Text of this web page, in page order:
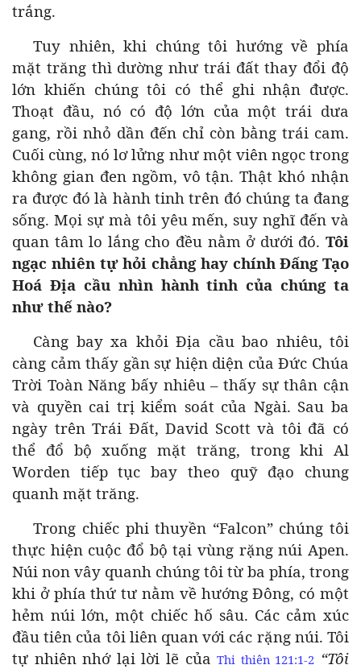
trắng.
Tuy nhiên, khi chúng tôi hướng về phía
mặt trăng thì dường như trái đất thay đổi độ
lớn khiến chúng tôi có thể ghi nhận được.
Thoạt đầu, nó có độ lớn của một trái dưa
gang, rồi nhỏ dần đến chỉ còn bằng trái cam.
Cuối cùng, nó lơ lửng như một viên ngọc trong
không gian đen ngồm, vô tận. Thật khó nhận
ra được đó là hành tinh trên đó chúng ta đang
sống. Mọi sự mà tôi yêu mến, suy nghĩ đến và
quan tâm lo lắng cho đều nằm ở dưới đó. Tôi
ngạc nhiên tự hỏi chẳng hay chính Đấng Tạo
Hoá Địa cầu nhìn hành tinh của chúng ta
như thế nào?
Càng bay xa khỏi Địa cầu bao nhiêu, tôi
càng cảm thấy gần sự hiện diện của Đức Chúa
Trời Toàn Năng bấy nhiêu – thấy sự thân cận
và quyền cai trị kiểm soát của Ngài. Sau ba
ngày trên Trái Đất, David Scott và tôi đã có
thể đổ bộ xuống mặt trăng, trong khi Al
Worden tiếp tục bay theo quỹ đạo chung
quanh mặt trăng.
Trong chiếc phi thuyền “Falcon” chúng tôi
thực hiện cuộc đổ bộ tại vùng rặng núi Apen.
Núi non vây quanh chúng tôi từ ba phía, trong
khi ở phía thứ tư nằm về hướng Đông, có một
hẻm núi lớn, một chiếc hố sâu. Các cảm xúc
đầu tiên của tôi liên quan với các rặng núi. Tôi
tự nhiên nhớ lại lời lẽ củaThi thiên 121:1-2 “Tôi